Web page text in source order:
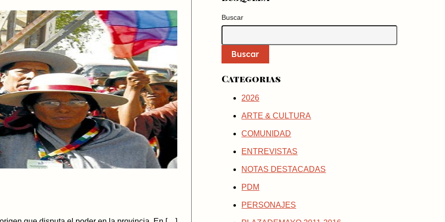
Buscar
Buscar
Categorias
2026
ARTE & CULTURA
COMUNIDAD
ENTREVISTAS
NOTAS DESTACADAS
PDM
PERSONAJES